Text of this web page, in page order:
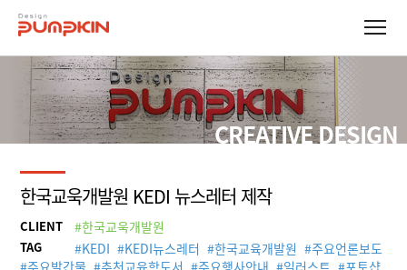
CREATIVE DESIGN
한국교욱개발원 KEDI 뉴스레터 제작
CLIENT #한국교욱개발원
TAG #KEDI #KEDI뉴스레터 #한국교육개발원 #주요언론보도
#주요발간물 #추천교육학도서 #주요행사안내 #일러스트 #포토샵